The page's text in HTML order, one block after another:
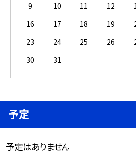
9
10 11 12
16
17 18 19
23
24 25 26
30
31
予定
予定はありません